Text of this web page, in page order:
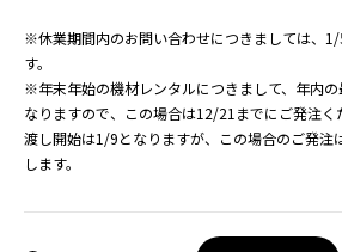
※休業期間内のお問い合わせにつきましては、
す。
※年末年始の機材レンタルにつきまして、年内
なりますので、この場合は12/21までにご発注く
渡し開始は1/9となりますが、この場合のご発注
します。